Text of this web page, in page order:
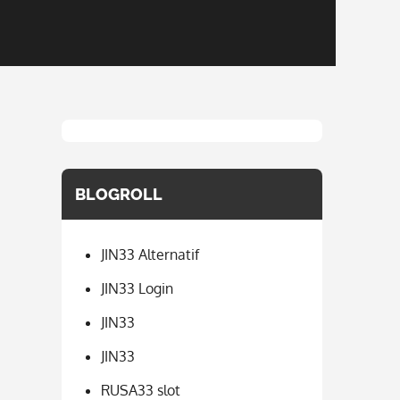
BLOGROLL
JIN33 Alternatif
JIN33 Login
JIN33
JIN33
RUSA33 slot